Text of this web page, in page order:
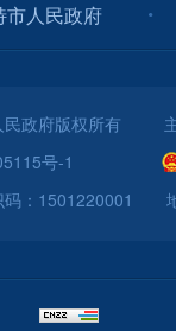
市人民政府
民政府版权所有 主
号-1
码：1501220001 地
）